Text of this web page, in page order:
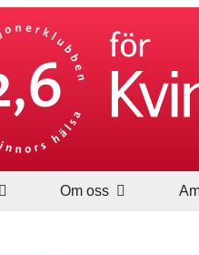
Om oss